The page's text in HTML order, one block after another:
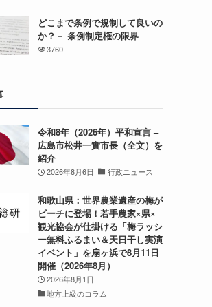
どこまで条例で規制して良いの
か？－ 条例制定権の限界
3760
令和8年（2026年）平和宣言 –
広島市松井一實市長（全文）を
紹介
2026年8月6日 行政ニュース
和歌山県：世界農業遺産の梅が
ビーチに登場！若手農家×県×
観光協会が仕掛ける「梅ラッシ
ー無料ふるまい＆天日干し実演
イベント」を扇ヶ浜で8月11日
開催（2026年8月）
2026年8月1日
地方上級のコラム